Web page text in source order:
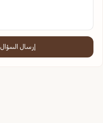
إرسال السؤال